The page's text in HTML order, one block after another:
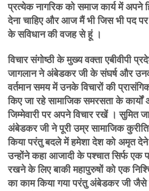
प्रत्येक नागरिक को समाज कार्य में अपने
देना चाहिए और आज मैं भी जिस भी पद
के सविधान की वजह से हूं ।
विचार संगोष्ठी के मुख्य वक्ता एबीवीपी
जागलान ने अंबेडकर जी के संघर्ष और
वर्तमान समय में उनके विचारों की
किए जा रहे सामाजिक समरसता के
जिम्मेवारी पर अपने विचार रखें । सुमित
अंबेडकर जी ने पूरी उम्र सामाजिक
किया परंतु बदले में हमेशा देश को अमृत
उन्होंने कहा आजादी के पश्चात सिर्फ एक
रखने के लिए बाकी महापुरुषों को एक
का काम किया गया परंतु अंबेडकर जी